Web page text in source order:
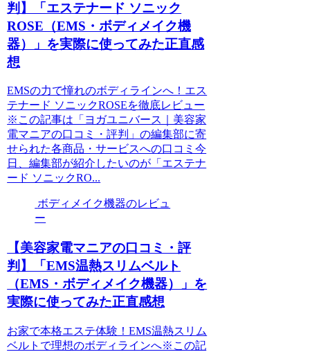
判】「エステナード ソニック
ROSE（EMS・ボディメイク機
器）」を実際に使ってみた正直感
想
EMSの力で憧れのボディラインへ！エス
テナード ソニックROSEを徹底レビュー
※この記事は「ヨガユニバース｜美容家
電マニアの口コミ・評判」の編集部に寄
せられた各商品・サービスへの口コミ今
日、編集部が紹介したいのが「エステナ
ード ソニックRO...
ボディメイク機器のレビュ
ー
【美容家電マニアの口コミ・評
判】「EMS温熱スリムベルト
（EMS・ボディメイク機器）」を
実際に使ってみた正直感想
お家で本格エステ体験！EMS温熱スリム
ベルトで理想のボディラインへ※この記